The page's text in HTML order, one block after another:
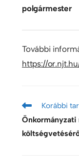
További
https://
Korábbi
Önkormányzati